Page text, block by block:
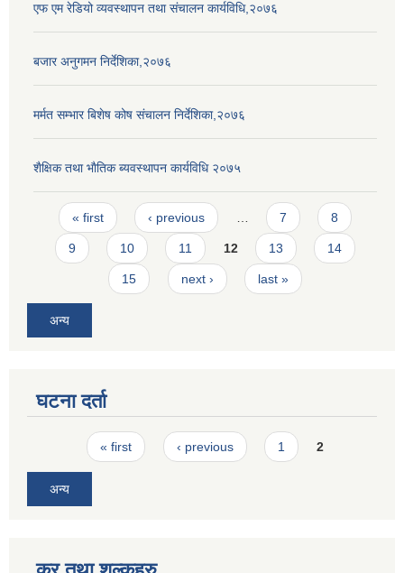
एफ एम रेडियो व्यवस्थापन तथा संचालन कार्यविधि,२०७६
बजार अनुगमन निर्देशिका,२०७६
मर्मत सम्भार बिशेष कोष संचालन निर्देशिका,२०७६
शैक्षिक तथा भाैतिक ब्यवस्थापन कार्यविधि २०७५
Pages
« first ‹ previous 7 8
9 10 11 12 13 14
15 next › last »
अन्य
घटना दर्ता
Pages« first ‹ previous 1 2
अन्य